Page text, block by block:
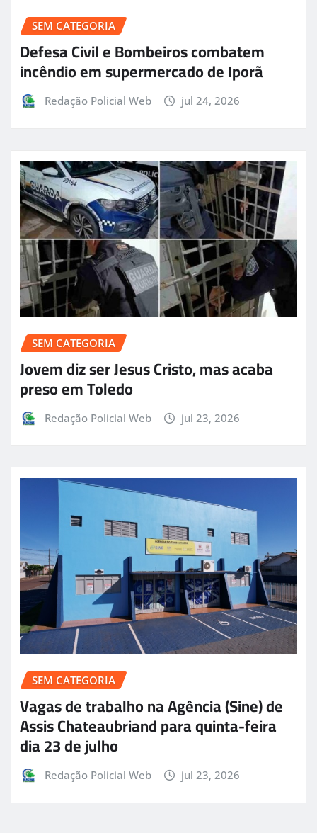
SEM CATEGORIA
Defesa Civil e Bombeiros combatem
incêndio em supermercado de Iporã
Redação Policial Web jul 24, 2026
SEM CATEGORIA
Jovem diz ser Jesus Cristo, mas acaba
preso em Toledo
Redação Policial Web jul 23, 2026
SEM CATEGORIA
Vagas de trabalho na Agência (Sine) de
Assis Chateaubriand para quinta-feira
dia 23 de julho
Redação Policial Web jul 23, 2026